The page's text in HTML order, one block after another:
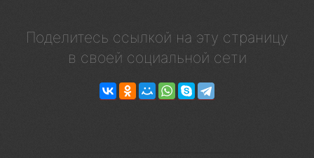
Поделитесь ссылкой на эту страницу
в своей социальной сети